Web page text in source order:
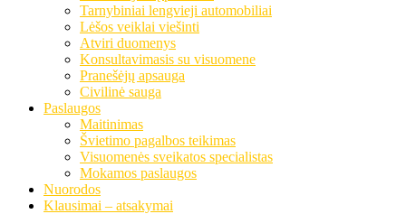
Tarnybiniai lengvieji automobiliai
Lėšos veiklai viešinti
Atviri duomenys
Konsultavimasis su visuomene
Pranešėjų apsauga
Civilinė sauga
Paslaugos
Maitinimas
Švietimo pagalbos teikimas
Visuomenės sveikatos specialistas
Mokamos paslaugos
Nuorodos
Klausimai – atsakymai